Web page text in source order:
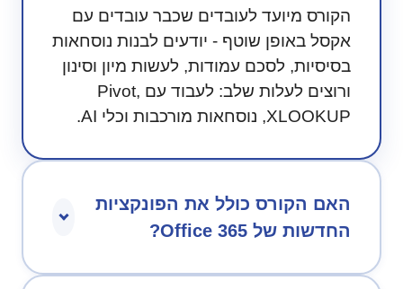
הקורס מיועד לעובדים שכבר עובדים עם
אקסל באופן שוטף - יודעים לבנות נוסחאות
בסיסיות, לסכם עמודות, לעשות מיון וסינון
ורוצים לעלות שלב: לעבוד עם Pivot,
XLOOKUP, נוסחאות מורכבות וכלי AI.
האם הקורס כולל את הפונקציות
החדשות של Office 365?